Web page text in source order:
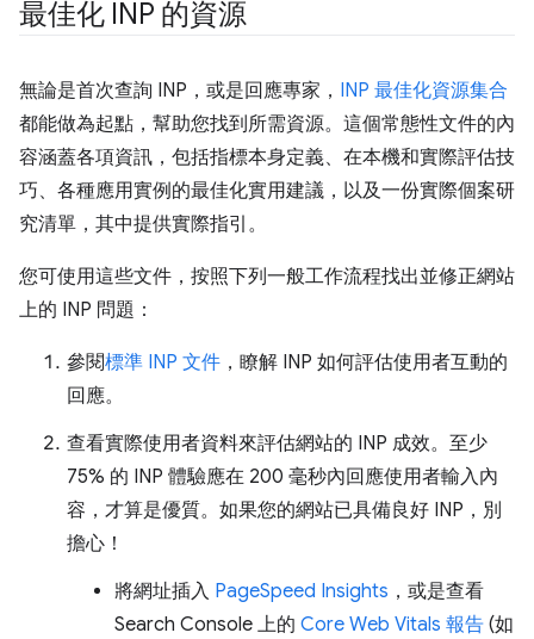
最佳化 INP 的資源
無論是首次查詢 INP，或是回應專家， INP 最佳化資源集合
都能做為起點，幫助您找到所需資源。這個常態性文件的內
容涵蓋各項資訊，包括指標本身定義、在本機和實際評估技
巧、各種應用實例的最佳化實用建議，以及一份實際個案研
究清單，其中提供實際指引。
您可使用這些文件，按照下列一般工作流程找出並修正網站
上的 INP 問題：
參閱標準 INP 文件 ，瞭解 INP 如何評估使用者互動的
回應。
查看實際使用者資料來評估網站的 INP 成效。至少
75% 的 INP 體驗應在 200 毫秒內回應使用者輸入內
容，才算是優質。如果您的網站已具備良好 INP，別
擔心！
將網址插入 PageSpeed Insights ，或是查看
Search Console 上的 Core Web Vitals 報告 (如